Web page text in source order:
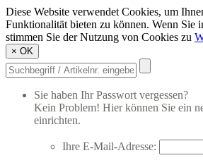
Diese Website verwendet Cookies, um
Funktionalität bieten zu können. Wenn Sie
stimmen Sie der Nutzung von Cookies zu
× OK
Sie haben Ihr Passwort vergessen?
Kein Problem! Hier können Sie ein
einrichten.
Ihre E-Mail-Adresse: